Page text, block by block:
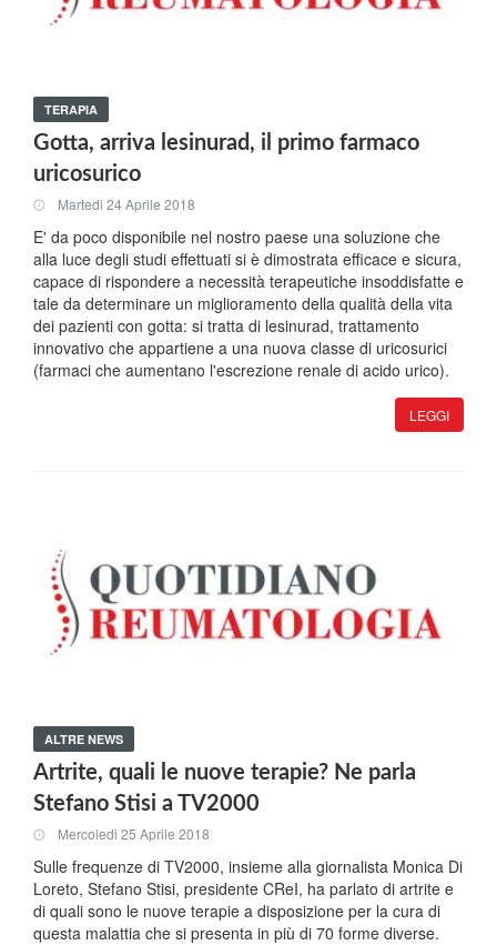
TERAPIA
Gotta, arriva lesinurad, il primo farmaco
uricosurico
Martedi 24 Aprile 2018
E' da poco disponibile nel nostro paese una soluzione che
alla luce degli studi effettuati si è dimostrata efficace e sicura,
capace di rispondere a necessità terapeutiche insoddisfatte e
tale da determinare un miglioramento della qualità della vita
dei pazienti con gotta: si tratta di lesinurad, trattamento
innovativo che appartiene a una nuova classe di uricosurici
(farmaci che aumentano l'escrezione renale di acido urico).
LEGGI
ALTRE NEWS
Artrite, quali le nuove terapie? Ne parla
Stefano Stisi a TV2000
Mercoledi 25 Aprile 2018
Sulle frequenze di TV2000, insieme alla giornalista Monica Di
Loreto, Stefano Stisi, presidente CReI, ha parlato di artrite e
di quali sono le nuove terapie a disposizione per la cura di
questa malattia che si presenta in più di 70 forme diverse.